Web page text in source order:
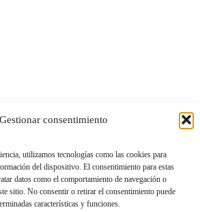
Gestionar consentimiento
utilizamos tecnologías como las cookies para
del dispositivo. El consentimiento para estas
datos como el comportamiento de navegación o
sitio. No consentir o retirar el consentimiento puede
características y funciones.